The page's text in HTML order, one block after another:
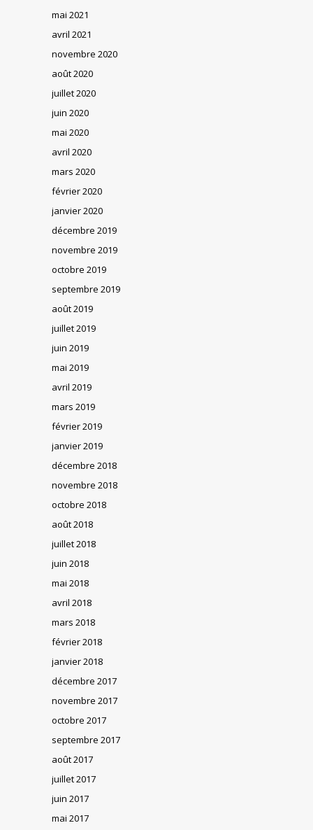
mai 2021
avril 2021
novembre 2020
août 2020
juillet 2020
juin 2020
mai 2020
avril 2020
mars 2020
février 2020
janvier 2020
décembre 2019
novembre 2019
octobre 2019
septembre 2019
août 2019
juillet 2019
juin 2019
mai 2019
avril 2019
mars 2019
février 2019
janvier 2019
décembre 2018
novembre 2018
octobre 2018
août 2018
juillet 2018
juin 2018
mai 2018
avril 2018
mars 2018
février 2018
janvier 2018
décembre 2017
novembre 2017
octobre 2017
septembre 2017
août 2017
juillet 2017
juin 2017
mai 2017